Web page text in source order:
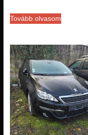
Tovább olvasom